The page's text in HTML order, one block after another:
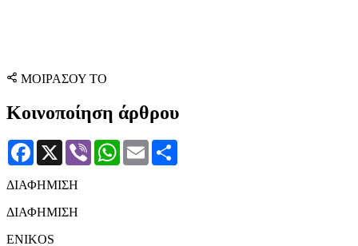
ΜΟΙΡΑΣΟΥ ΤΟ
Κοινοποίηση άρθρου
Facebook
X Viber WhatsApp
Email
ΔΙΑΦΗΜΙΣΗ
ΔΙΑΦΗΜΙΣΗ
ENIKOS